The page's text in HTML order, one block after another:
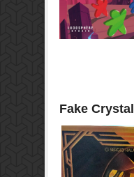
Fake Crystal